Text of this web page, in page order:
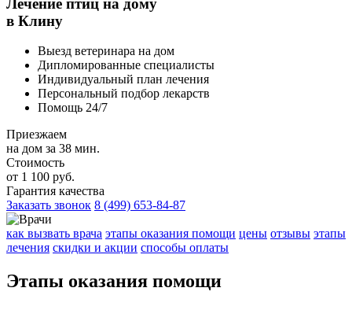
Лечение птиц на дому
в Клину
Выезд ветеринара на дом
Дипломированные специалисты
Индивидуальный план лечения
Персональный подбор лекарств
Помощь 24/7
Приезжаем
на дом за 38 мин.
Стоимость
от 1 100 руб.
Гарантия качества
Заказать звонок 8 (499) 653-84-87
как вызвать врача этапы оказания помощи цены отзывы этапы
лечения скидки и акции способы оплаты
Этапы оказания помощи